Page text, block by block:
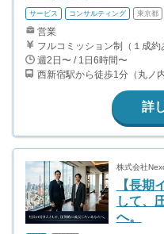
サービス コンサルティング 東京都
営業
週2日〜 / 1日6時間〜
西新宿駅から徒歩1分（丸ノ内
詳
株式会社
【長期
して、
へ。